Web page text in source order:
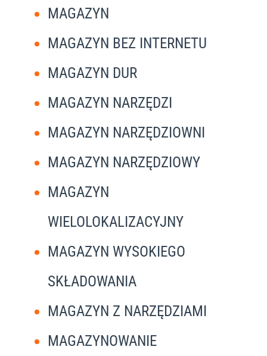
MAGAZYN
MAGAZYN BEZ INTERNETU
MAGAZYN DUR
MAGAZYN NARZĘDZI
MAGAZYN NARZĘDZIOWNI
MAGAZYN NARZĘDZIOWY
MAGAZYN
WIELOLOKALIZACYJNY
MAGAZYN WYSOKIEGO
SKŁADOWANIA
MAGAZYN Z NARZĘDZIAMI
MAGAZYNOWANIE